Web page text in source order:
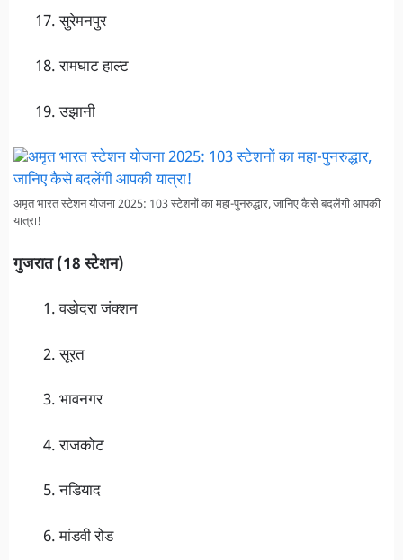
सुरेमनपुर
रामघाट हाल्ट
उझानी
अमृत भारत स्टेशन योजना 2025: 103 स्टेशनों का महा-पुनरुद्धार, जानिए कैसे बदलेंगी आपकी
यात्रा!
गुजरात (18 स्टेशन)
वडोदरा जंक्शन
सूरत
भावनगर
राजकोट
नडियाद
मांडवी रोड